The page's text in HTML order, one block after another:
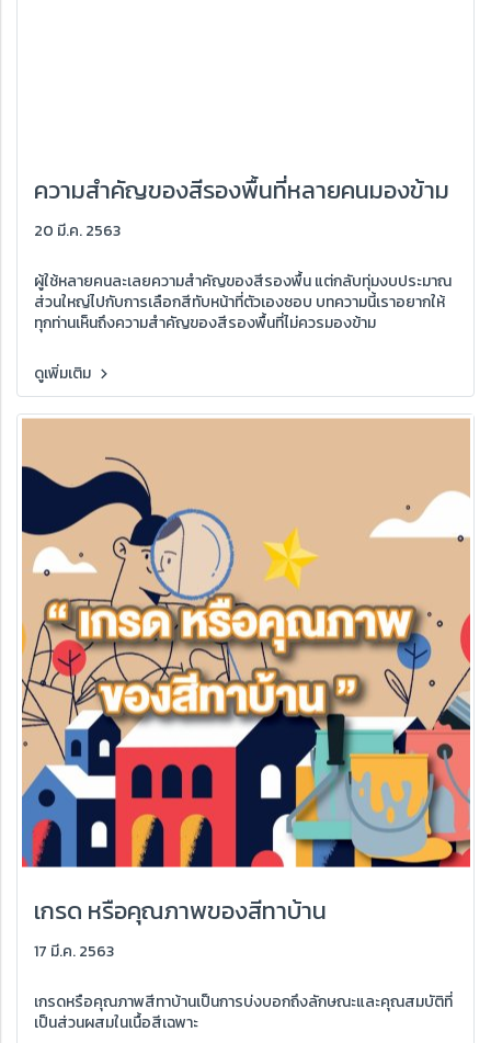
ความสำคัญของสีรองพื้นที่หลายคนมองข้าม
20 มี.ค. 2563
ผู้ใช้หลายคนละเลยความสำคัญของสีรองพื้น แต่กลับทุ่มงบประมาณ
ส่วนใหญ่ไปกับการเลือกสีทับหน้าที่ตัวเองชอบ บทความนี้เราอยากให้
ทุกท่านเห็นถึงความสำคัญของสีรองพื้นที่ไม่ควรมองข้าม
ดูเพิ่มเติม
เกรด หรือคุณภาพของสีทาบ้าน
17 มี.ค. 2563
เกรดหรือคุณภาพสีทาบ้านเป็นการบ่งบอกถึงลักษณะและคุณสมบัติที่
เป็นส่วนผสมในเนื้อสีเฉพาะ